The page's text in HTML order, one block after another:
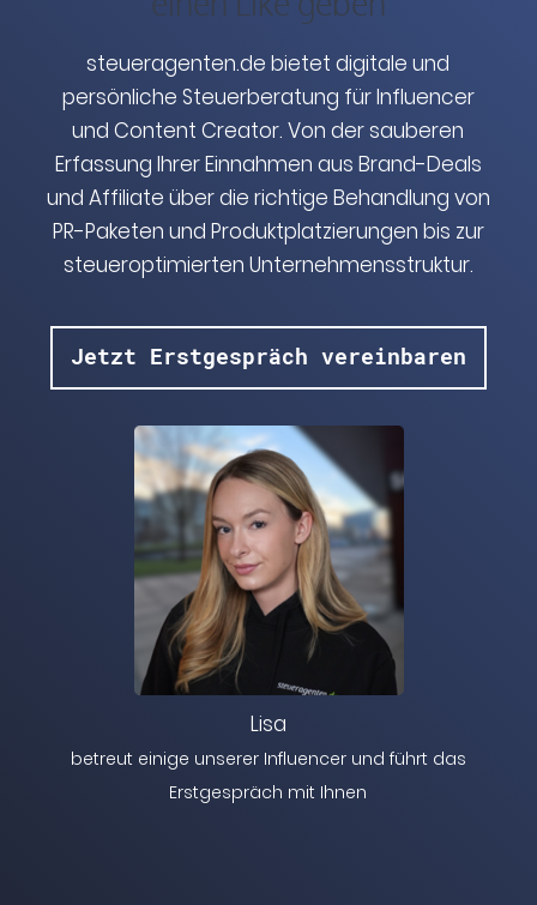
steueragenten.de bietet digitale und
persönliche Steuerberatung für Influencer
und Content Creator. Von der sauberen
Erfassung Ihrer Einnahmen aus Brand-Deals
und Affiliate über die richtige Behandlung von
PR-Paketen und Produktplatzierungen bis zur
steueroptimierten Unternehmensstruktur.
Jetzt Erstgespräch vereinbaren
Lisa
betreut einige unserer Influencer und führt das
Erstgespräch mit Ihnen